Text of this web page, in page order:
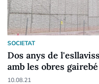
SOCIETAT
Dos anys de
amb les obres
reclamació que pot
10.08.21